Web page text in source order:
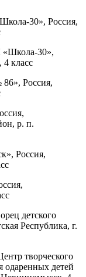
30», Россия,
30»,
4 класс
Россия,
р. п.
Россия,
детского
Республика, г.
творческого
одаренных детей